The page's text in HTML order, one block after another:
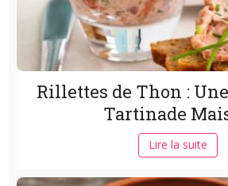
Rillettes de Thon :
Tartinade
Lire la suite